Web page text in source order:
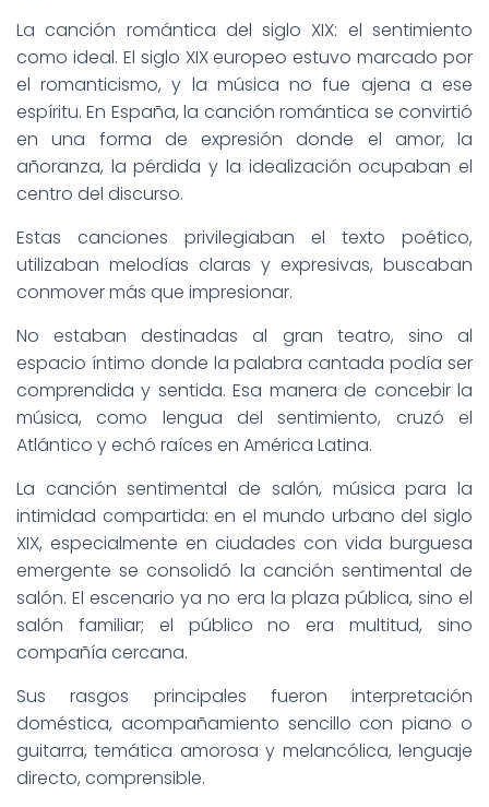
La canción romántica del siglo XIX: el sentimiento
como ideal. El siglo XIX europeo estuvo marcado por
el romanticismo, y la música no fue ajena a ese
espíritu. En España, la canción romántica se convirtió
en una forma de expresión donde el amor, la
añoranza, la pérdida y la idealización ocupaban el
centro del discurso.
Estas canciones privilegiaban el texto poético,
utilizaban melodías claras y expresivas, buscaban
conmover más que impresionar.
No estaban destinadas al gran teatro, sino al
espacio íntimo donde la palabra cantada podía ser
comprendida y sentida. Esa manera de concebir la
música, como lengua del sentimiento, cruzó el
Atlántico y echó raíces en América Latina.
La canción sentimental de salón, música para la
intimidad compartida: en el mundo urbano del siglo
XIX, especialmente en ciudades con vida burguesa
emergente se consolidó la canción sentimental de
salón. El escenario ya no era la plaza pública, sino el
salón familiar; el público no era multitud, sino
compañía cercana.
Sus rasgos principales fueron interpretación
doméstica, acompañamiento sencillo con piano o
guitarra, temática amorosa y melancólica, lenguaje
directo, comprensible.